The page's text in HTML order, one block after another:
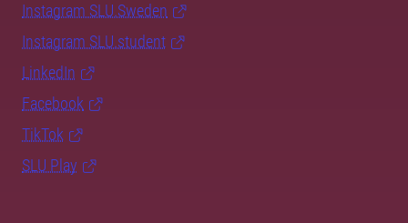
Instagram SLU.Sweden
Instagram SLU.student
LinkedIn
Facebook
TikTok
SLU Play